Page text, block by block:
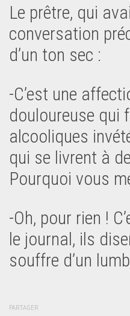
Le prêtre, qui
conversation
d’un ton sec :
-C’est une
douloureuse qui
alcooliques
qui se livrent à
Pourquoi vous
-Oh, pour rien !
le journal, ils
souffre d’un
PARTAGER